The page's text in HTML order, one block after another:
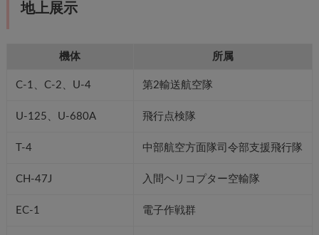
地上展示
機体 所属
C-1、C-2、U-4 第2輸送航空隊
U-125、U-680A 飛行点検隊
T-4 中部航空方面隊司令部支援飛行隊
CH-47J 入間ヘリコプター空輸隊
EC-1 電子作戦群